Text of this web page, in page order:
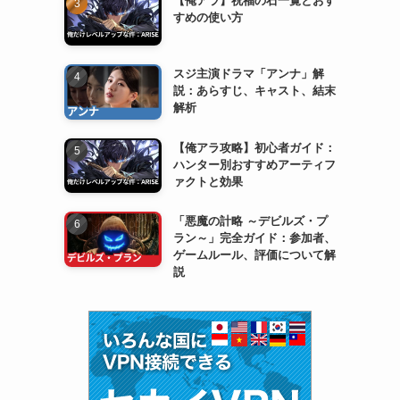
すめの使い方
スジ主演ドラマ「アンナ」解
説：あらすじ、キャスト、結末
解析
【俺アラ攻略】初心者ガイド：
ハンター別おすすめアーティフ
ァクトと効果
「悪魔の計略 ～デビルズ・プ
ラン～」完全ガイド：参加者、
ゲームルール、評価について解
説